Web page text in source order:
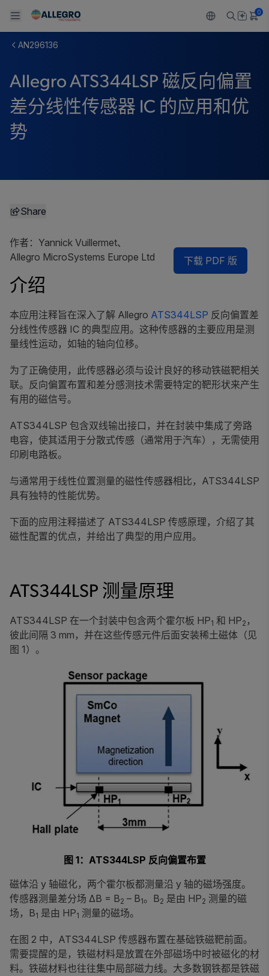
Back To Main Menu
产品
感应
驱动器
Back To Main Menu
应用
汽车
消费品
Technologies
Back To Main Menu
技术支持
设计和开发
Back To Main Menu
技术资源
Resource Center
Back To Main Menu
关于 ALLEGRO
我们的公司
企业责任
Growth and Inclusion
联系我们
0
AN296136
Allegro ATS344LSP 磁反向偏置
差分线性传感器 IC 的应用和优
势
Share
下载 PDF 版
作者：Yannick Vuillermet、
Allegro MicroSystems Europe Ltd
介绍
本应用注释旨在深入了解 Allegro ATS344LSP 反向偏置差
分线性传感器 IC 的典型应用。这种传感器的主要应用是测
量线性运动，如轴的轴向位移。
为了正确使用，此传感器必须与设计良好的移动铁磁靶相关
联。反向偏置布置和差分感测技术需要特定的靶形状来产生
有用的磁信号。
ATS344LSP 包含双线输出接口，并在封装中集成了旁路
电容，使其适用于分散式传感（通常用于汽车），无需使用
印刷电路板。
与通常用于线性位置测量的磁性传感器相比，ATS344LSP
具有独特的性能优势。
下面的应用注释描述了 ATS344LSP 传感原理，介绍了其
磁性配置的优点，并给出了典型的用户应用。
ATS344LSP 测量原理
ATS344LSP 在一个封装中包含两个霍尔板 HP1 和 HP2 ，
彼此间隔 3 mm，并在这些传感元件后面安装稀土磁体（见
图 1）。
图 1：ATS344LSP 反向偏置布置
磁体沿 y 轴磁化，两个霍尔板都测量沿 y 轴的磁场强度。
传感器测量差分场 ΔB = B2 – B1。B2 是由 HP2 测量的磁
场，B1 是由 HP1 测量的磁场。
在图 2 中，ATS344LSP 传感器布置在基础铁磁靶前面。
需要提醒的是，铁磁材料是放置在外部磁场中时被磁化的材
料。铁磁材料也往往集中局部磁力线。大多数钢铁都是铁磁